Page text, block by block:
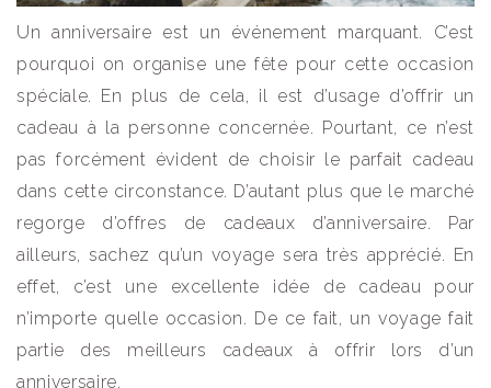
Un anniversaire est un événement marquant. C’est
pourquoi on organise une fête pour cette occasion
spéciale. En plus de cela, il est d’usage d’offrir un
cadeau à la personne concernée. Pourtant, ce n’est
pas forcément évident de choisir le parfait cadeau
dans cette circonstance. D’autant plus que le marché
regorge d’offres de cadeaux d’anniversaire. Par
ailleurs, sachez qu’un voyage sera très apprécié. En
effet, c’est une excellente idée de cadeau pour
n’importe quelle occasion. De ce fait, un voyage fait
partie des meilleurs cadeaux à offrir lors d’un
anniversaire.